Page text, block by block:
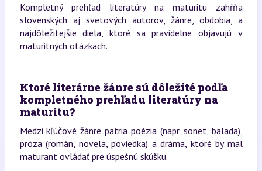
Kompletný prehľad literatúry na maturitu zahŕňa
slovenských aj svetových autorov, žánre, obdobia, a
najdôležitejšie diela, ktoré sa pravidelne objavujú v
maturitných otázkach.
Ktoré literárne žánre sú dôležité podľa
kompletného prehľadu literatúry na
maturitu?
Medzi kľúčové žánre patria poézia (napr. sonet, balada),
próza (román, novela, poviedka) a dráma, ktoré by mal
maturant ovládať pre úspešnú skúšku.